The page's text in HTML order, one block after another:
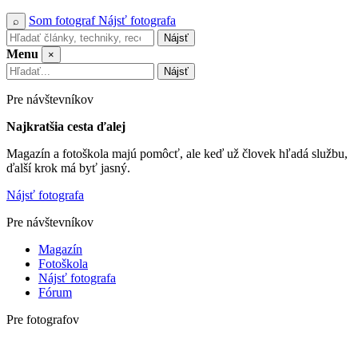
⌕ Som fotografNájsť fotografa
Nájsť
Menu
×
Nájsť
Pre návštevníkov
Najkratšia cesta ďalej
Magazín a fotoškola majú pomôcť, ale keď už človek hľadá službu,
ďalší krok má byť jasný.
Nájsť fotografa
Pre návštevníkov
Magazín
Fotoškola
Nájsť fotografa
Fórum
Pre fotografov